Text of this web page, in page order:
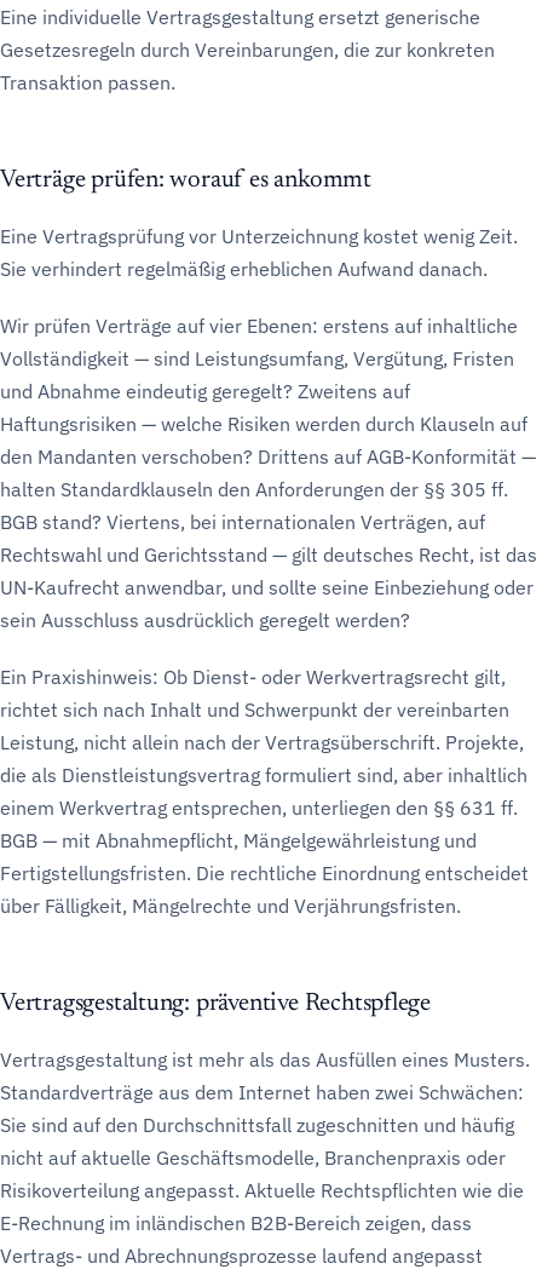
Eine individuelle Vertragsgestaltung ersetzt generische
Gesetzesregeln durch Vereinbarungen, die zur konkreten
Transaktion passen.
Verträge prüfen: worauf es ankommt
Eine Vertragsprüfung vor Unterzeichnung kostet wenig Zeit.
Sie verhindert regelmäßig erheblichen Aufwand danach.
Wir prüfen Verträge auf vier Ebenen: erstens auf inhaltliche
Vollständigkeit — sind Leistungsumfang, Vergütung, Fristen
und Abnahme eindeutig geregelt? Zweitens auf
Haftungsrisiken — welche Risiken werden durch Klauseln auf
den Mandanten verschoben? Drittens auf AGB-Konformität —
halten Standardklauseln den Anforderungen der §§ 305 ff.
BGB stand? Viertens, bei internationalen Verträgen, auf
Rechtswahl und Gerichtsstand — gilt deutsches Recht, ist das
UN-Kaufrecht anwendbar, und sollte seine Einbeziehung oder
sein Ausschluss ausdrücklich geregelt werden?
Ein Praxishinweis: Ob Dienst- oder Werkvertragsrecht gilt,
richtet sich nach Inhalt und Schwerpunkt der vereinbarten
Leistung, nicht allein nach der Vertragsüberschrift. Projekte,
die als Dienstleistungsvertrag formuliert sind, aber inhaltlich
einem Werkvertrag entsprechen, unterliegen den §§ 631 ff.
BGB — mit Abnahmepflicht, Mängelgewährleistung und
Fertigstellungsfristen. Die rechtliche Einordnung entscheidet
über Fälligkeit, Mängelrechte und Verjährungsfristen.
Vertragsgestaltung: präventive Rechtspflege
Vertragsgestaltung ist mehr als das Ausfüllen eines Musters.
Standardverträge aus dem Internet haben zwei Schwächen:
Sie sind auf den Durchschnittsfall zugeschnitten und häufig
nicht auf aktuelle Geschäftsmodelle, Branchenpraxis oder
Risikoverteilung angepasst. Aktuelle Rechtspflichten wie die
E-Rechnung im inländischen B2B-Bereich zeigen, dass
Vertrags- und Abrechnungsprozesse laufend angepasst